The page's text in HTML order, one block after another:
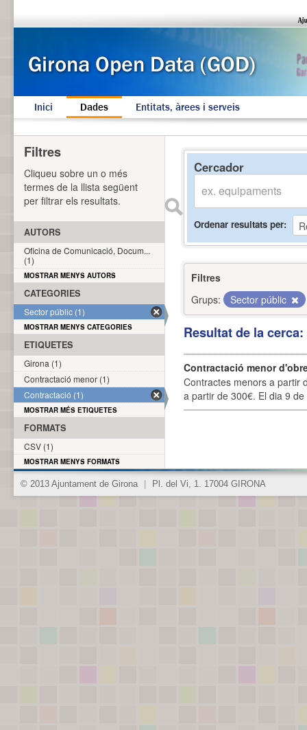
Inici Dades Entitats, àrees i serveis
Cercador
Ordenar resultats per
Filtres
Grups:
Sector públic
Resultat de la
Contractació menor
Contractes menors a partir
a partir de 300€. El dia 9
Filtres
Cliqueu sobre un o més
termes de la llista següent
per filtrar els resultats.
AUTORS
Oficina de Comunicació, Docum...
(1)
MOSTRAR MENYS AUTORS
CATEGORIES
Sector públic (1)
MOSTRAR MENYS CATEGORIES
ETIQUETES
Girona (1)
Contractació menor (1)
Contractació (1)
MOSTRAR MÉS ETIQUETES
FORMATS
CSV (1)
MOSTRAR MENYS FORMATS
© 2013 Ajuntament de Girona Pl. del Vi, 1. 17004 GIRONA